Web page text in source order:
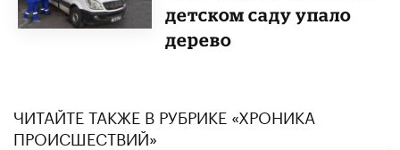
детском саду упало
дерево
ЧИТАЙТЕ ТАКЖЕ В РУБРИКЕ «ХРОНИКА
ПРОИСШЕСТВИЙ»